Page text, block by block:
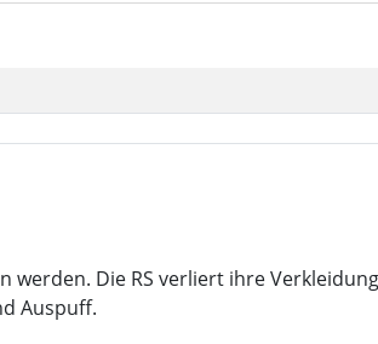
werden. Die RS verliert ihre
Auspuff.